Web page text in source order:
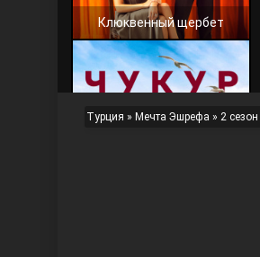
Клюквенный щербет
Турция » Мечта Эшрефа » 2 сезон